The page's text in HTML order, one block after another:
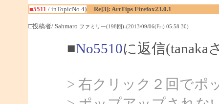
■5511 / inTopicNo.4) Re[3]: ArtTips Firefox23.0.1
□投稿者/ Sahmaro ファミリー(198回)-(2013/09/06(Fri) 05:58:30)
■No5510に返信(tanaka
> 右クリック２回でポ